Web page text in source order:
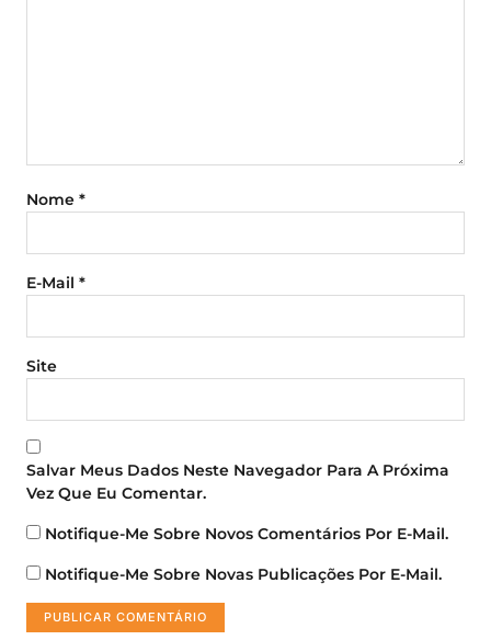
Nome *
E-Mail *
Site
Salvar Meus Dados Neste Navegador Para A Próxima
Vez Que Eu Comentar.
Notifique-Me Sobre Novos Comentários Por E-Mail.
Notifique-Me Sobre Novas Publicações Por E-Mail.